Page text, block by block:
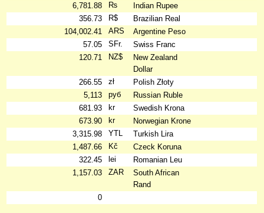
6,781.88
₨
Indian Rupee
356.73
R$
Brazilian Real
104,002.41
ARS
Argentine Peso
57.05
SFr.
Swiss Franc
120.71
NZ$
New Zealand
Dollar
266.55
zł
Polish Złoty
5,113
руб
Russian Ruble
681.93
kr
Swedish Krona
673.90
kr
Norwegian Krone
3,315.98
YTL
Turkish Lira
1,487.66
Kč
Czeck Koruna
322.45
lei
Romanian Leu
1,157.03
ZAR
South African
Rand
0